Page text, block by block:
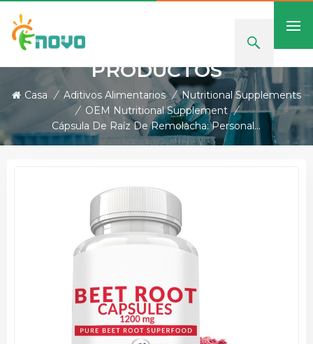
PRODUCTOS
Casa / Aditivos Alimentarios / Nutritional Supplements
/ OEM Nutritional Supplement /
Cápsula De Raíz De Remolacha: Personalización De Etiquetas Privadas Y OEM